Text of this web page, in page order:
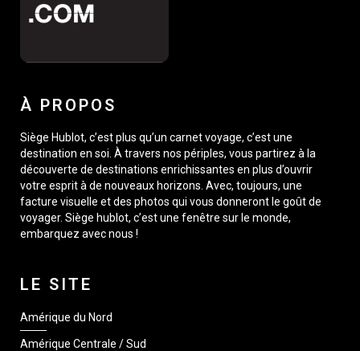
À PROPOS
Siège Hublot, c’est plus qu’un carnet voyage, c’est une
destination en soi. À travers nos périples, vous partirez à la
découverte de destinations enrichissantes en plus d’ouvrir
votre esprit à de nouveaux horizons. Avec, toujours, une
facture visuelle et des photos qui vous donneront le goût de
voyager. Siège hublot, c’est une fenêtre sur le monde,
embarquez avec nous !
LE SITE
Amérique du Nord
Amérique Centrale / Sud